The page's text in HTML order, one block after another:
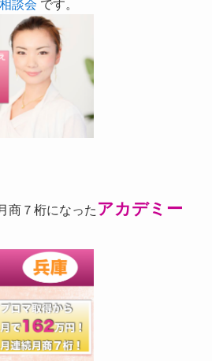
談会 です。
商７桁になった アカデミー